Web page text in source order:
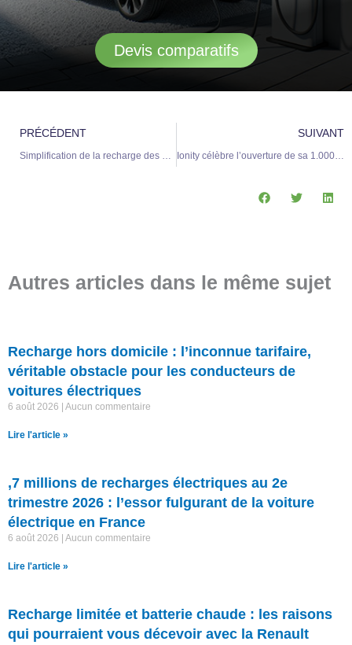
Devis comparatifs
Précédent
PRÉCÉDENT SUIVANT
Ionity célèbre l’ouverture de sa 1.000ème station de recharge rapide
Autres articles dans le même sujet
Recharge hors domicile : l’inconnue tarifaire,
véritable obstacle pour les conducteurs de
voitures électriques
6 août 2026 Aucun commentaire
Lire l'article »
,7 millions de recharges électriques au 2e
trimestre 2026 : l’essor fulgurant de la voiture
électrique en France
6 août 2026 Aucun commentaire
Lire l'article »
Recharge limitée et batterie chaude : les raisons
qui pourraient vous décevoir avec la Renault